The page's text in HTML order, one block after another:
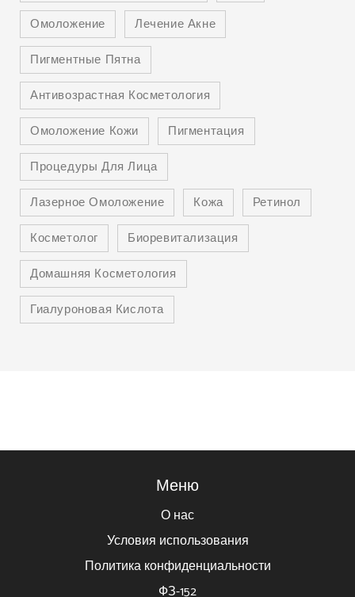
Омоложение
Лечение Акне
Пигментные Пятна
Антивозрастная Косметология
Омоложение Кожи
Пигментация
Процедуры Для Лица
Лазерное Омоложение
Кожа
Ретинол
Косметолог
Биоревитализация
Домашняя Косметология
Гиалуроновая Кислота
Меню
О нас
Условия использования
Политика конфиденциальности
ФЗ-152